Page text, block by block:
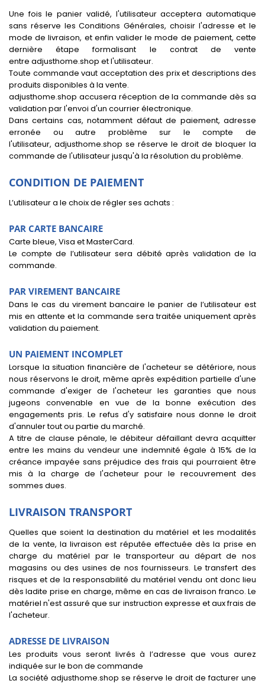
Une fois le panier validé, l'utilisateur acceptera automatique
sans réserve les Conditions Générales, choisir l'adresse et le
mode de livraison, et enfin valider le mode de paiement, cette
dernière étape formalisant le contrat de vente
entre adjusthome.shop et l'utilisateur.
Toute commande vaut acceptation des prix et descriptions des
produits disponibles à la vente.
adjusthome.shop accusera réception de la commande dès sa
validation par l'envoi d'un courrier électronique.
Dans certains cas, notamment défaut de paiement, adresse
erronée ou autre problème sur le compte de
l'utilisateur, adjusthome.shop se réserve le droit de bloquer la
commande de l'utilisateur jusqu'à la résolution du problème.
CONDITION DE PAIEMENT
L’utilisateur a le choix de régler ses achats :
PAR CARTE BANCAIRE
Carte bleue, Visa et MasterCard.
Le compte de l’utilisateur sera débité après validation de la
commande.
PAR VIREMENT BANCAIRE
Dans le cas du virement bancaire le panier de l’utilisateur est
mis en attente et la commande sera traitée uniquement après
validation du paiement.
UN PAIEMENT INCOMPLET
Lorsque la situation financière de l'acheteur se détériore, nous
nous réservons le droit, même après expédition partielle d'une
commande d'exiger de l'acheteur les garanties que nous
jugeons convenable en vue de la bonne exécution des
engagements pris. Le refus d'y satisfaire nous donne le droit
d'annuler tout ou partie du marché.
A titre de clause pénale, le débiteur défaillant devra acquitter
entre les mains du vendeur une indemnité égale à 15% de la
créance impayée sans préjudice des frais qui pourraient être
mis à la charge de l'acheteur pour le recouvrement des
sommes dues.
LIVRAISON TRANSPORT
Quelles que soient la destination du matériel et les modalités
de la vente, la livraison est réputée effectuée dès la prise en
charge du matériel par le transporteur au départ de nos
magasins ou des usines de nos fournisseurs. Le transfert des
risques et de la responsabilité du matériel vendu ont donc lieu
dès ladite prise en charge, même en cas de livraison franco. Le
matériel n'est assuré que sur instruction expresse et aux frais de
l'acheteur.
ADRESSE DE LIVRAISON
Les produits vous seront livrés à l’adresse que vous aurez
indiquée sur le bon de commande
La société adjusthome.shop se réserve le droit de facturer une